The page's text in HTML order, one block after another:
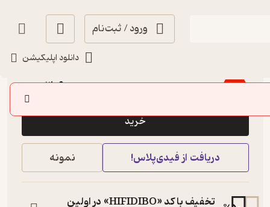
ورود / ثبت‌نام
دانلود اپلیکیشن
٪10
4,000
3,600تومان
خرید
دریافت از فیدی‌پلاس! نمونه
تخفیف با کد «HIFIDIBO» در اولین